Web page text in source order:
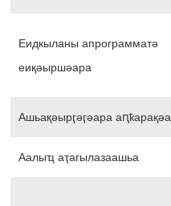
Еидкыланы апрограмматә
еиқәыршәара
Ашьақәырӷәӷәара аԥҟарақәа
Аалыҵ аҭагылазаашьа